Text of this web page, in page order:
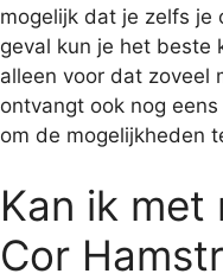
mogelijk dat je zelfs je
geval kun je het beste
alleen voor dat zoveel
ontvangt ook nog
om de mogelijkheden
Kan ik
Cor